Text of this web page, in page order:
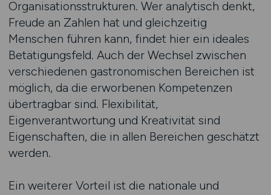
Organisationsstrukturen. Wer analytisch denkt,
Freude an Zahlen hat und gleichzeitig
Menschen führen kann, findet hier ein ideales
Betätigungsfeld. Auch der Wechsel zwischen
verschiedenen gastronomischen Bereichen ist
möglich, da die erworbenen Kompetenzen
übertragbar sind. Flexibilität,
Eigenverantwortung und Kreativität sind
Eigenschaften, die in allen Bereichen geschätzt
werden.
Ein weiterer Vorteil ist die nationale und